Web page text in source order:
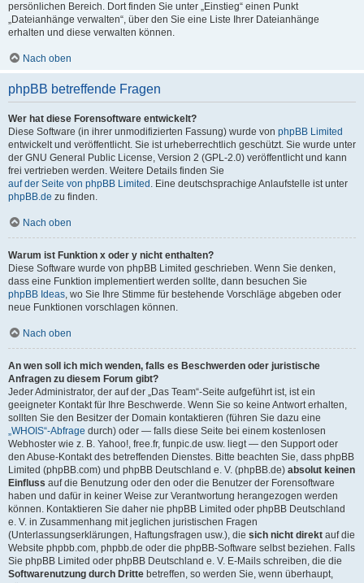
persönlichen Bereich. Dort finden Sie unter „Einstieg“ einen Punkt
„Dateianhänge verwalten“, über den Sie eine Liste Ihrer Dateianhänge
erhalten und diese verwalten können.
Nach oben
phpBB betreffende Fragen
Wer hat diese Forensoftware entwickelt?
Diese Software (in ihrer unmodifizierten Fassung) wurde von phpBB Limited
entwickelt und veröffentlicht. Sie ist urheberrechtlich geschützt. Sie wurde unter
der GNU General Public License, Version 2 (GPL-2.0) veröffentlicht und kann
frei vertrieben werden. Weitere Details finden Sie
auf der Seite von phpBB Limited . Eine deutschsprachige Anlaufstelle ist unter
phpBB.de zu finden.
Nach oben
Warum ist Funktion x oder y nicht enthalten?
Diese Software wurde von phpBB Limited geschrieben. Wenn Sie denken,
dass eine Funktion implementiert werden sollte, dann besuchen Sie
phpBB Ideas, wo Sie Ihre Stimme für bestehende Vorschläge abgeben oder
neue Funktionen vorschlagen können.
Nach oben
An wen soll ich mich wenden, falls es Beschwerden oder juristische
Anfragen zu diesem Forum gibt?
Jeder Administrator, der auf der „Das Team“-Seite aufgeführt ist, ist ein
geeigneter Kontakt für Ihre Beschwerde. Wenn Sie so keine Antwort erhalten,
sollten Sie den Besitzer der Domain kontaktieren (führen Sie dazu eine
„WHOIS“-Abfrage durch) oder — falls diese Seite bei einem kostenlosen
Webhoster wie z. B. Yahoo!, free.fr, funpic.de usw. liegt — den Support oder
den Abuse-Kontakt des betreffenden Dienstes. Bitte beachten Sie, dass phpBB
Limited (phpBB.com) und phpBB Deutschland e. V. (phpBB.de) absolut keinen
Einfluss auf die Benutzung oder den oder die Benutzer der Forensoftware
haben und dafür in keiner Weise zur Verantwortung herangezogen werden
können. Kontaktieren Sie daher nie phpBB Limited oder phpBB Deutschland
e. V. in Zusammenhang mit jeglichen juristischen Fragen
(Unterlassungserklärungen, Haftungsfragen usw.), die sich nicht direkt auf die
Website phpbb.com, phpbb.de oder die phpBB-Software selbst beziehen. Falls
Sie phpBB Limited oder phpBB Deutschland e. V. E-Mails schreiben, die die
Softwarenutzung durch Dritte betreffen, so werden Sie, wenn überhaupt,